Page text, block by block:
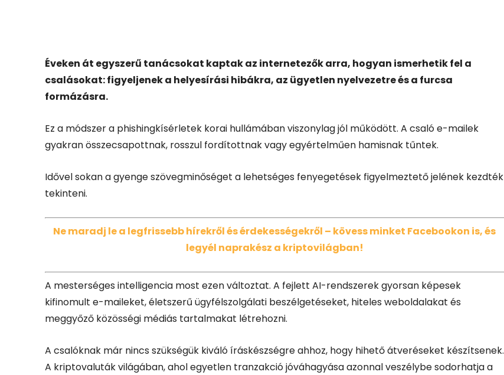
Éveken át egyszerű tanácsokat kaptak az internetezők arra, hogyan ismerhetik fel a
csalásokat: figyeljenek a helyesírási hibákra, az ügyetlen nyelvezetre és a furcsa
formázásra.
Ez a módszer a phishingkísérletek korai hullámában viszonylag jól működött. A csaló e-mailek
gyakran összecsapottnak, rosszul fordítottnak vagy egyértelműen hamisnak tűntek.
Idővel sokan a gyenge szövegminőséget a lehetséges fenyegetések figyelmeztető jelének kezdték
tekinteni.
Ne maradj le a legfrissebb hírekről és érdekességekről – kövess minket Facebookon is, és
legyél naprakész a kriptovilágban!
A mesterséges intelligencia most ezen változtat. A fejlett AI-rendszerek gyorsan képesek
kifinomult e-maileket, életszerű ügyfélszolgálati beszélgetéseket, hiteles weboldalakat és
meggyőző közösségi médiás tartalmakat létrehozni.
A csalóknak már nincs szükségük kiváló íráskészségre ahhoz, hogy hihető átveréseket készítsenek.
A kriptovaluták világában, ahol egyetlen tranzakció jóváhagyása azonnal veszélybe sodorhatja a